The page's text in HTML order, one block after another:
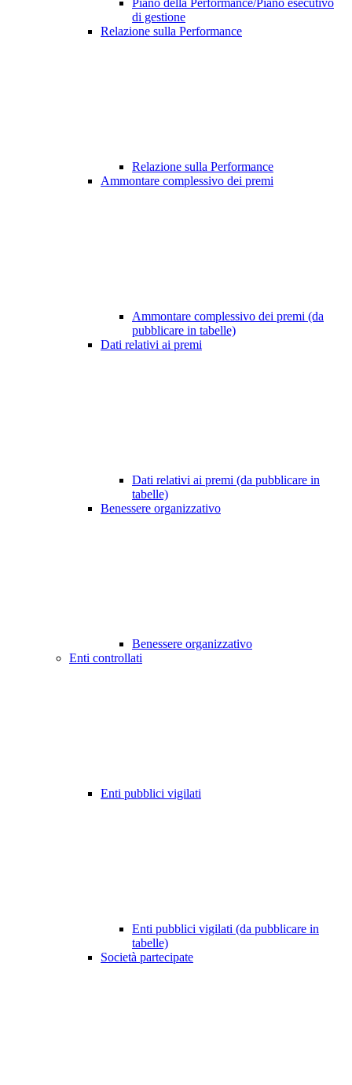
Piano della Performance/Piano esecutivo
di gestione
Relazione sulla Performance
Relazione sulla Performance
Ammontare complessivo dei premi
Ammontare complessivo dei premi (da
pubblicare in tabelle)
Dati relativi ai premi
Dati relativi ai premi (da pubblicare in
tabelle)
Benessere organizzativo
Benessere organizzativo
Enti controllati
Enti pubblici vigilati
Enti pubblici vigilati (da pubblicare in
tabelle)
Società partecipate